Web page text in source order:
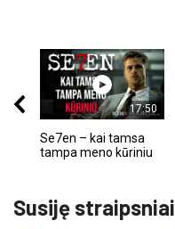
17:50
Se7en – kai tamsa
tampa meno kūriniu
Susiję straipsniai